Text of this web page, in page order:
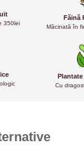
350lei
Făină
Măcinată în
Cu